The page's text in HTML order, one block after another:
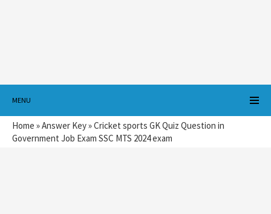
MENU
Home »Answer Key»Cricket sports GK Quiz Question in
Government Job Exam SSC MTS 2024 exam